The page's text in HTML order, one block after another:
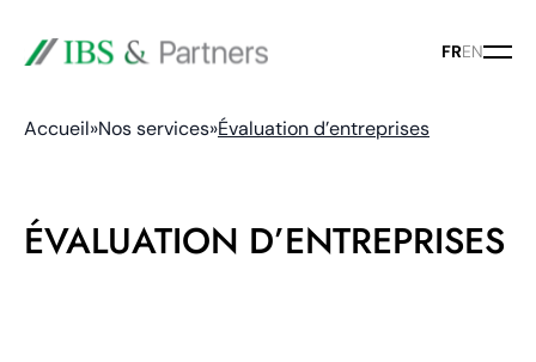
FREN
Accueil»Nos services»Évaluation d’entreprises
ÉVALUATION D’ENTREPRISES